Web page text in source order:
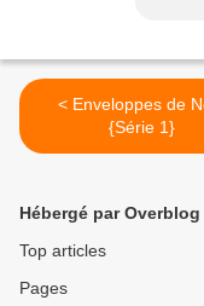
< Enveloppes de Noël
{Série 1}
Hébergé par Overblog
Top articles
Pages